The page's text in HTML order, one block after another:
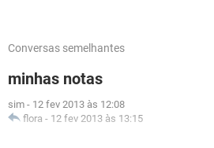
Conversas semelhantes
minhas notas
sim - 12 fev 2013 às 12:08
flora - 12 fev 2013 às 13:15